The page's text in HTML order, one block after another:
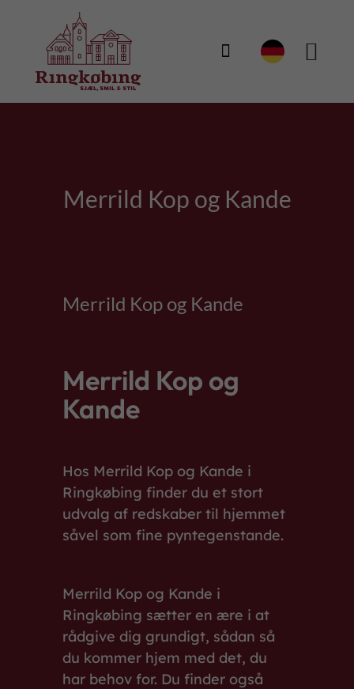

Merrild Kop og Kande
Merrild Kop og Kande
Merrild Kop og
Kande
Hos Merrild Kop og Kande i
Ringkøbing finder du et stort
udvalg af redskaber til hjemmet
såvel som fine pyntegenstande.
Merrild Kop og Kande i
Ringkøbing sætter en ære i at
rådgive dig grundigt, sådan så
du kommer hjem med det, du
har behov for. Du finder også